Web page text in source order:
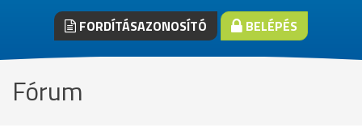
FORDÍTÁSAZONOSÍTÓ BELÉPÉS
Fórum